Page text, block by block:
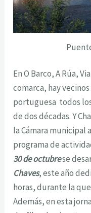
En O Barco, A Rúa,
comarca, hay
portuguesa todos
de dos décadas. Y
la Cámara municipal
programa de
30 de octubrese
Chaves, este año
horas, durante la
Además, en esta